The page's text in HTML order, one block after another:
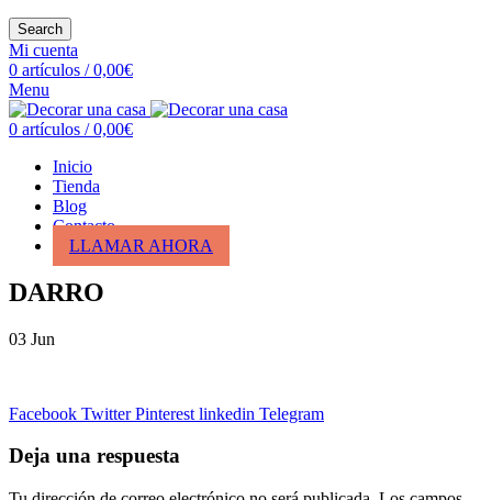
Search
Mi cuenta
0 artículos / 0,00€
Menu
0 artículos / 0,00€
Inicio
Tienda
Blog
Contacto
LLAMAR AHORA
DARRO
03 Jun
Facebook Twitter Pinterest linkedin Telegram
Deja una respuesta